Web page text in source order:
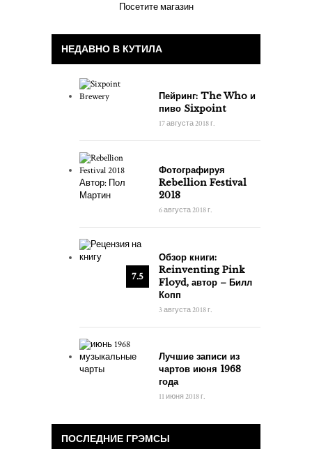
Посетите магазин
НЕДАВНО В КУТИЛА
Пейринг: The Who и
пиво Sixpoint
17 августа 2018 г.
Фотографируя
Rebellion Festival
2018
6 августа 2018 г.
7.5
Обзор книги:
Reinventing Pink
Floyd, автор – Билл
Копп
3 августа 2018 г.
Лучшие записи из
чартов июня 1968
года
11 июня 2018 г.
ПОСЛЕДНИЕ ГРЭМСЫ